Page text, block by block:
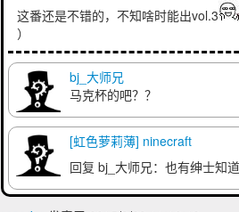
这番还是不错的，不知啥时能出vol.3
）
bj_大师兄
马克杯的吧？？
[虹色萝莉薄] ninecraft
回复 bj_大师兄：也有绅士知